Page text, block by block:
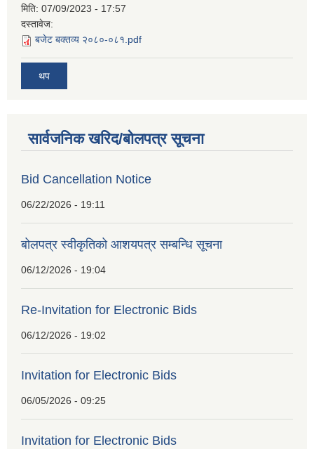
मिति: 07/09/2023 - 17:57
दस्तावेज:
बजेट बक्तव्य २०८०-०८१.pdf
थप
सार्वजनिक खरिद/बोलपत्र सूचना
Bid Cancellation Notice
06/22/2026 - 19:11
बोलपत्र स्वीकृतिको आशयपत्र सम्बन्धि सूचना
06/12/2026 - 19:04
Re-Invitation for Electronic Bids
06/12/2026 - 19:02
Invitation for Electronic Bids
06/05/2026 - 09:25
Invitation for Electronic Bids